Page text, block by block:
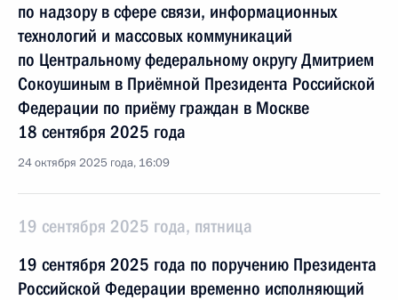
по надзору в сфере связи, информационных
технологий и массовых коммуникаций
по Центральному федеральному округу Дмитрием
Сокоушиным в Приёмной Президента Российской
Федерации по приёму граждан в Москве
18 сентября 2025 года
24 октября 2025 года, 16:09
19 сентября 2025 года, пятница
19 сентября 2025 года по поручению Президента
Российской Федерации временно исполняющий